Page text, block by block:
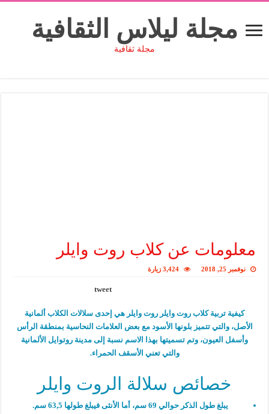
مجلة ليلاس الثقافية
مجلة ثقافية
معلومات عن كلاب روت وايلر
نوفمبر 25, 2018 3,424 زيارة
tweet
كيفية تربية كلاب روت وايلر روت وايلر هي إحدى سلالات الكلاب ألمانية
الأصل، والتي تتميز بلونها الأسود مع بعض العلامات النحاسية بمنطقة الرأس
وأسفل العيون، وتم تسميتها بهذا الاسم نسبة إلى مدينة روتوايل الألمانية
والتي تعني الأسقف الحمراء.
خصائص سلالة الروت وايلر
يبلغ طول الذكر حوالي 69 سم، أما الأنثى فيبلغ طولها 63,5 سم.